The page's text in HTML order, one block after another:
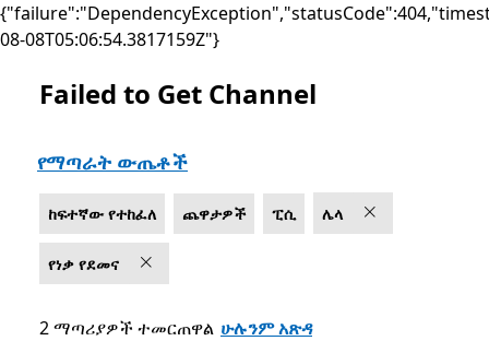
08-08T05:06:54.3817159Z"}
List Microsoft.com
Failed to Get Channel
የማጣራት ውጤቶች
ከፍተኛው የተከፈለ ጨዋታዎች ፒሲ ሌላ
የነቃ የደመና
2 ማጣሪያዎች ተመርጠዋል ሁሉንም አጽዳ